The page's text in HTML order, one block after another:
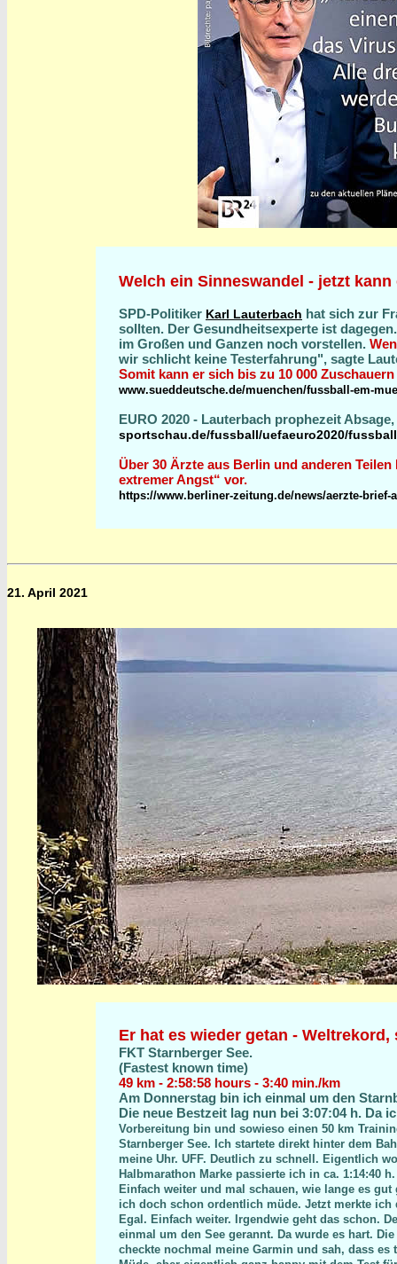
Welch ein Sinneswandel - jetzt
SPD-Politiker Karl Lauterbach hat sich zur
sollten. Der Gesundheitsexperte ist
im Großen und Ganzen noch vorstellen.
wir schlicht keine Testerfahrung", sagte
Somit kann er sich bis zu 10 000
www.sueddeutsche.de/muenchen/fussball-em-
EURO 2020 - Lauterbach prophezeit
sportschau.de/fussball/uefaeuro2020/
Über 30 Ärzte aus Berlin und anderen
extremer Angst“ vor.
https://www.berliner-zeitung.de/news/aerzte-
21. April 2021
Er hat es wieder getan -
FKT Starnberger See.
(Fastest known time)
49 km - 2:58:58 hours - 3:40 min./km
Am Donnerstag bin ich einmal um den
Die neue Bestzeit lag nun bei 3:07:04 h. Da
Vorbereitung bin und sowieso einen 50 km
Starnberger See. Ich startete direkt hinter dem
meine Uhr. UFF. Deutlich zu schnell. Eigentlich
Halbmarathon Marke passierte ich in ca. 1:14:40
Einfach weiter und mal schauen, wie lange es
ich doch schon ordentlich müde. Jetzt merkte
Egal. Einfach weiter. Irgendwie geht das schon.
einmal um den See gerannt. Da wurde es hart.
checkte nochmal meine Garmin und sah, dass